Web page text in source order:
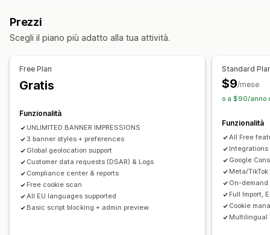
Testo personalizzato
Rilevamento della lingua Traduzione
Supporto headless
Conformità all’accessibilità
Registri dei consensi Scadenza del consenso
Scanner dei cookie Gestione dei dati
Generatore di informative
Normativa
APA-NZPA APPI CCPA CPRA
FADP
GDPR LGPD PDPA PIPEDA POPIA
Scala di grigi
Prezzi
Scegli il piano più adatto alla tua attività.
Free Plan
Gratis
Funzionalità
UNLIMITED BANNER IMPRESSIONS
3 banner styles + preferences
Global geolocation support
Customer data requests (DSAR) & Logs
Compliance center & reports
Free cookie scan
All EU languages supported
Basic script blocking + admin preview
Standard
$9/mese
o a $90/anno
Funzionalità
All Free
Google
Meta/TikTok
On-
Full Import,
Cookie
Multilingual